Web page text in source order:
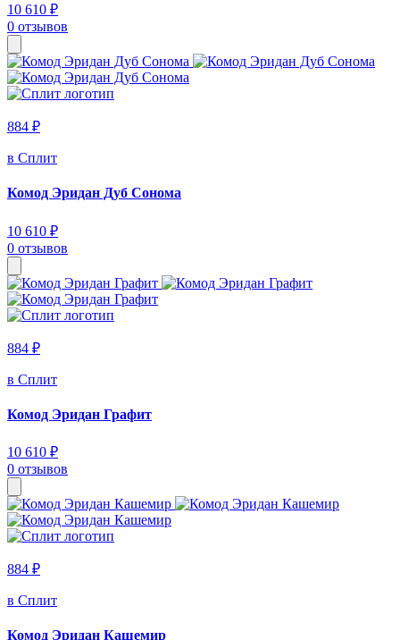
10 610 ₽
0 отзывов
884 ₽
в Сплит
Комод Эридан Дуб Сонома
10 610 ₽
0 отзывов
884 ₽
в Сплит
Комод Эридан Графит
10 610 ₽
0 отзывов
884 ₽
в Сплит
Комод Эридан Кашемир